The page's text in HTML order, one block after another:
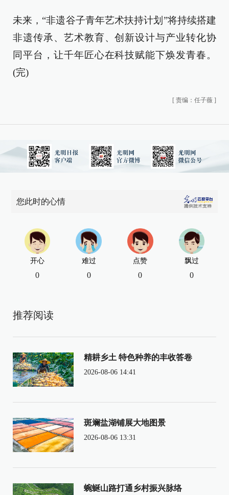
未来，“非遗谷子青年艺术扶持计划”将持续搭建
非遗传承、艺术教育、创新设计与产业转化协
同平台，让千年匠心在科技赋能下焕发青春。
(完)
[ 责编：任子薇 ]
您此时的心情
开心
0
难过
0
点赞
0
飘过
0
推荐阅读
精耕乡土 特色种养的丰收答卷
2026-08-06 14:41
斑斓盐湖铺展大地图景
2026-08-06 13:31
蜿蜒山路打通乡村振兴脉络